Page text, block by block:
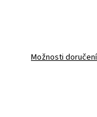
Možnosti doručení